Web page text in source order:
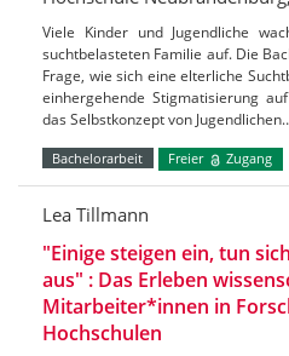
Viele Kinder und Jugendliche
suchtbelasteten Familie auf. Die
Frage, wie sich eine elterliche
einhergehende Stigmatisierung
das Selbstkonzept von
Bachelorarbeit Freier Zugang
Lea Tillmann
"Einige steigen ein, tun
aus" : Das Erleben
Mitarbeiter*innen in
Hochschulen